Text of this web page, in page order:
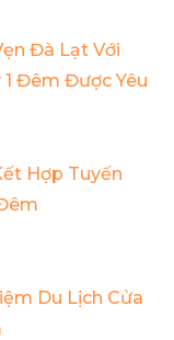
Đà Lạt Với
1 Đêm Được Yêu
Hợp Tuyến
Du Lịch Cửa